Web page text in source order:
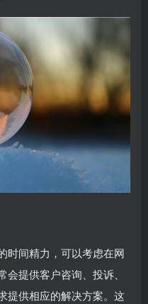
时间精力，可以考虑在网
提供客户咨询、投诉、
提供相应的解决方案。这